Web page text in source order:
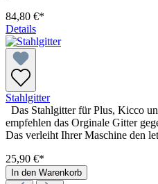
84,80 €*
Details
Stahlgitter
Das Stahlgitter für Plus, Kicco
empfehlen das Orginale Gitter
Das verleiht Ihrer Maschine den
25,90 €*
In den Warenkorb